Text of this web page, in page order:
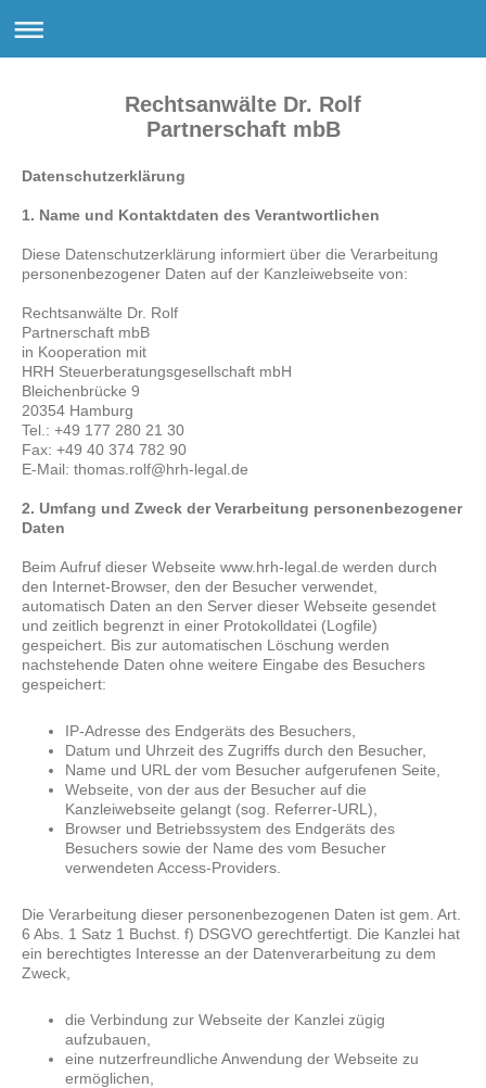
Rechtsanwälte Dr. Rolf
Partnerschaft mbB
Datenschutzerklärung
1. Name und Kontaktdaten des Verantwortlichen
Diese Datenschutzerklärung informiert über die Verarbeitung
personenbezogener Daten auf der Kanzleiwebseite von:
Rechtsanwälte Dr. Rolf
Partnerschaft mbB
in Kooperation mit
HRH Steuerberatungsgesellschaft mbH
Bleichenbrücke 9
20354 Hamburg
Tel.: +49 177 280 21 30
Fax: +49 40 374 782 90
E-Mail: thomas.rolf@hrh-legal.de
2. Umfang und Zweck der Verarbeitung personenbezogener
Daten
Beim Aufruf dieser Webseite www.hrh-legal.de werden durch
den Internet-Browser, den der Besucher verwendet,
automatisch Daten an den Server dieser Webseite gesendet
und zeitlich begrenzt in einer Protokolldatei (Logfile)
gespeichert. Bis zur automatischen Löschung werden
nachstehende Daten ohne weitere Eingabe des Besuchers
gespeichert:
IP-Adresse des Endgeräts des Besuchers,
Datum und Uhrzeit des Zugriffs durch den Besucher,
Name und URL der vom Besucher aufgerufenen Seite,
Webseite, von der aus der Besucher auf die
Kanzleiwebseite gelangt (sog. Referrer-URL),
Browser und Betriebssystem des Endgeräts des
Besuchers sowie der Name des vom Besucher
verwendeten Access-Providers.
Die Verarbeitung dieser personenbezogenen Daten ist gem. Art.
6 Abs. 1 Satz 1 Buchst. f) DSGVO gerechtfertigt. Die Kanzlei hat
ein berechtigtes Interesse an der Datenverarbeitung zu dem
Zweck,
die Verbindung zur Webseite der Kanzlei zügig
aufzubauen,
eine nutzerfreundliche Anwendung der Webseite zu
ermöglichen,